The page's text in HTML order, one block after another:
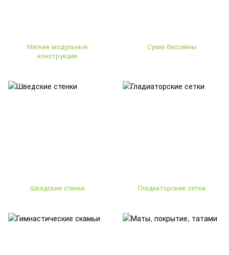
Мягкие модульные
конструкции
Сухие бассейны
Шведские стенки Гладиаторские сетки